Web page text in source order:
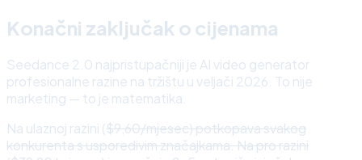
Konačni zaključak o cijenama
Seedance 2.0 najpristupačniji je AI video generator
profesionalne razine na tržištu u veljači 2026. To nije
marketing — to je matematika.
Na ulaznoj razini ($9,60/mjesec) potkopava svakog
konkurenta s usporedivim značajkama. Na pro razini